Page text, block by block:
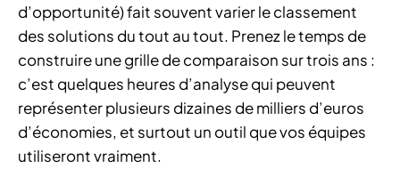
d’opportunité) fait souvent varier le classement
des solutions du tout au tout. Prenez le temps de
construire une grille de comparaison sur trois ans :
c’est quelques heures d’analyse qui peuvent
représenter plusieurs dizaines de milliers d’euros
d’économies, et surtout un outil que vos équipes
utiliseront vraiment.